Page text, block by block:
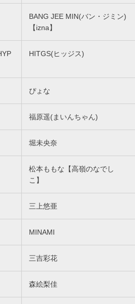
BANG JEE MIN(バン・ジミン)
【izna】
HITGS(ヒッジス)
ぴょな
福原遥(まいんちゃん)
堀未央奈
松本ももな【高嶺のなでし
こ】
三上悠亜
MINAMI
三吉彩花
森絵梨佳